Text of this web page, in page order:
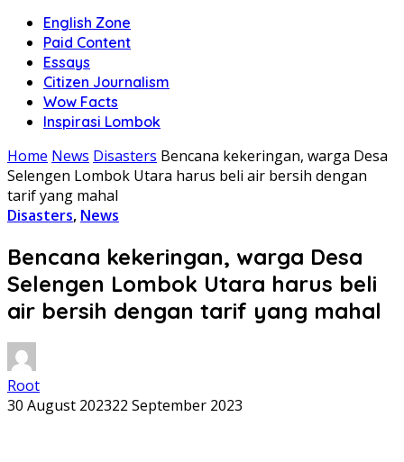
English Zone
Paid Content
Essays
Citizen Journalism
Wow Facts
Inspirasi Lombok
Home News Disasters Bencana kekeringan, warga Desa
Selengen Lombok Utara harus beli air bersih dengan
tarif yang mahal
Disasters, News
Bencana kekeringan, warga Desa
Selengen Lombok Utara harus beli
air bersih dengan tarif yang mahal
Root
30 August 202322 September 2023